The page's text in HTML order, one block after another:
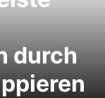
durch